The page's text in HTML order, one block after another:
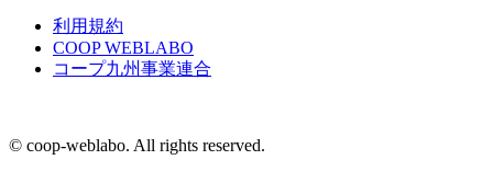
利用規約
COOP WEBLABO
コープ九州事業連合
© coop-weblabo. All rights reserved.